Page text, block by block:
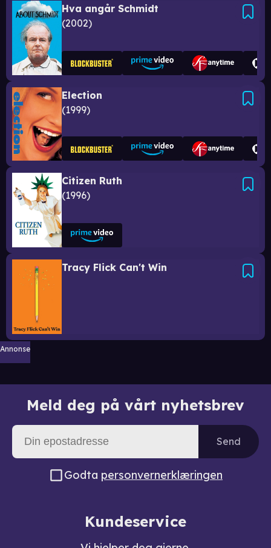
Hva angår Schmidt
2002
Election
1999
Citizen Ruth
1996
Tracy Flick Can't Win
Annonse
Meld deg på vårt nyhetsbrev
Send
Godta personvernerklæringen
Kundeservice